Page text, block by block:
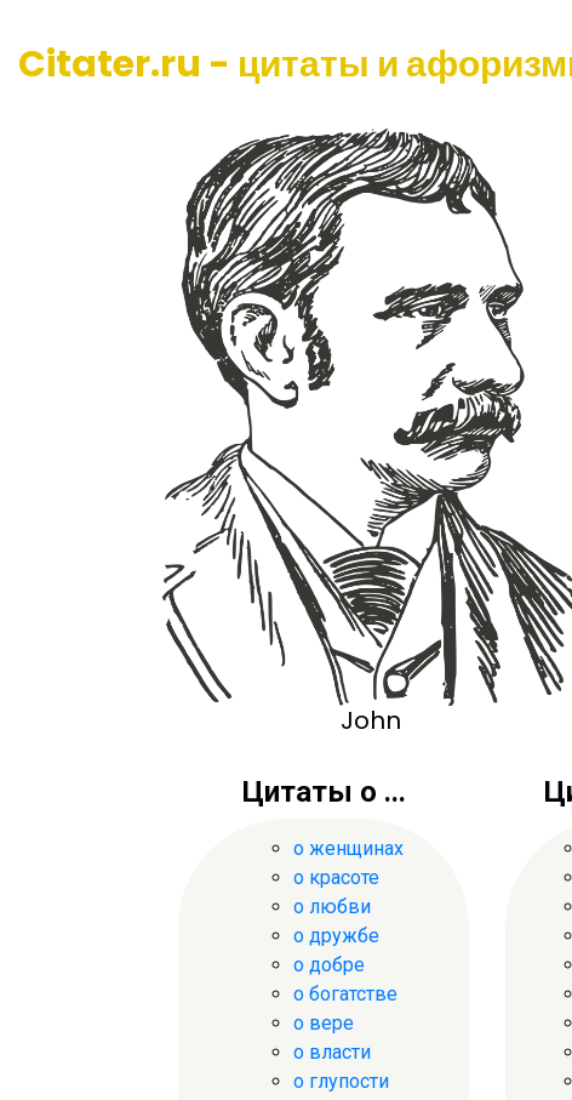
Citater.ru - цитаты и
John
Цитаты о ...
о женщинах
о красоте
о любви
о дружбе
о добре
о богатстве
о вере
о власти
о глупости